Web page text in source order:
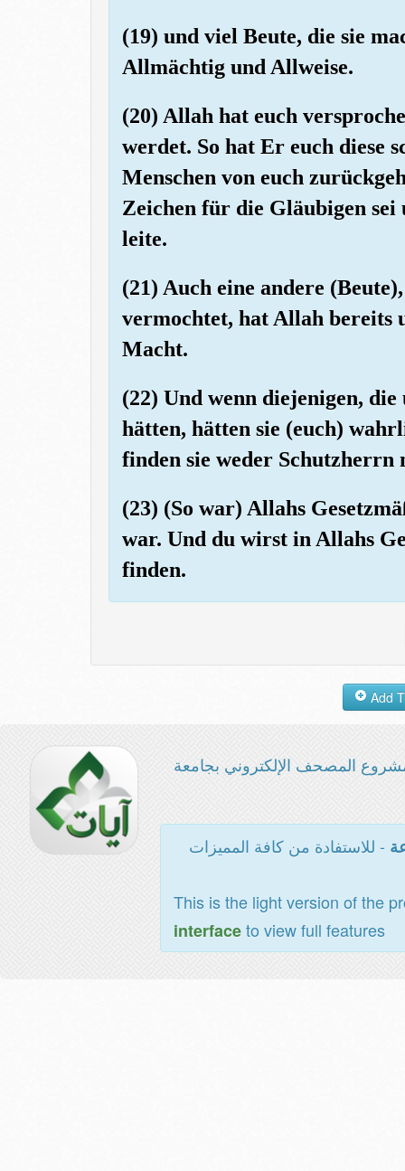
(19) und viel Beute, die sie
Allmächtig und Allweise.
(20) Allah hat euch
werdet. So hat Er euch diese
Menschen von euch
Zeichen für die Gläubigen sei
leite.
(21) Auch eine andere
vermochtet, hat Allah bereits
Macht.
(22) Und wenn diejenigen,
hätten, hätten sie (euch)
finden sie weder Schutzherrn
(23) (So war) Allahs
war. Und du wirst in Allahs
finden.
المصحف الإلكتروني بجامعة
- للاستفادة من كافة المميزات
This is the light version of the
interfaceto view full features